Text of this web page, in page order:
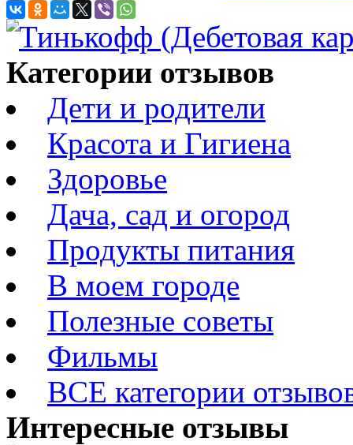
Категории отзывов
Дети и родители
Красота и Гигиена
Здоровье
Дача, сад и огород
Продукты питания
В моем городе
Полезные советы
Фильмы
ВСЕ категории
Интересные отзывы